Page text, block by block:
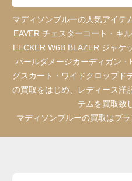
マディソンブルーの人気アイテ
EAVER チェスターコート・キ
EECKER W6B BLAZER ジャケ
パールダメージカーディガン
グスカート・ワイドクロップド
の買取をはじめ、レディース洋
テムを買取致
マディソンブルーの買取はブ